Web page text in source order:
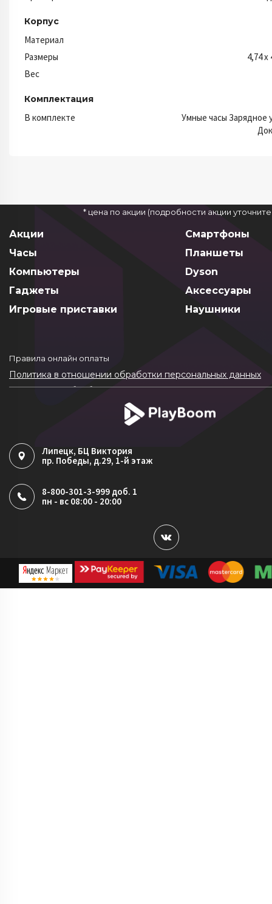
Корпус
Материал
Размеры
4,74 x
Вес
Комплектация
В комплекте
Умные часы Зарядное
* цена по акции (подробности акции
Акции
Смартфоны
Часы
Планшеты
Компьютеры
Dyson
Гаджеты
Аксессуары
Игровые приставки
Наушники
Правила онлайн оплаты
Политика в отношении обработки персональных данных
Согласие на обработку ПДн
Политика обработки файлов cookie
Липецк, БЦ Виктория
пр. Победы, д.29, 1-й этаж
8-800-301-3-999 доб. 1
пн - вс 08:00 - 20:00